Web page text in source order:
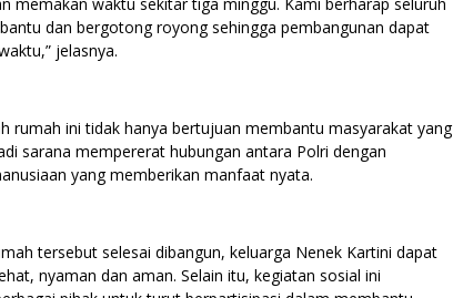
dan bergotong royong sehingga pembangunan dapat
jelasnya.
rumah ini tidak hanya bertujuan membantu masyarakat yang
sarana mempererat hubungan antara Polri dengan
yang memberikan manfaat nyata.
tersebut selesai dibangun, keluarga Nenek Kartini dapat
nyaman dan aman. Selain itu, kegiatan sosial ini